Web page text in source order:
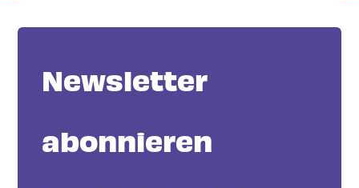
Newsletter
abonnieren